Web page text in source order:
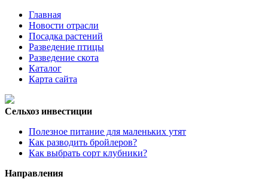
Главная
Новости отрасли
Посадка растений
Разведение птицы
Разведение скота
Каталог
Карта сайта
Сельхоз инвестиции
Полезное питание для маленьких утят
Как разводить бройлеров?
Как выбрать сорт клубники?
Направления